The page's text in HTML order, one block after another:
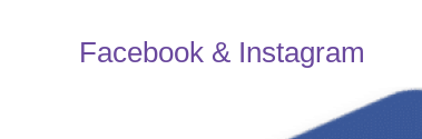
Facebook & Instagram